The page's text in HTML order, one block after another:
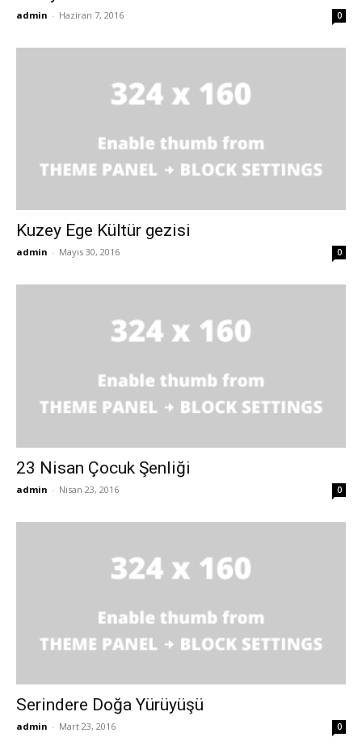
admin - Haziran 7, 2016 0
Kuzey Ege Kültür gezisi
admin - Mayıs 30, 2016 0
23 Nisan Çocuk Şenliği
admin - Nisan 23, 2016 0
Serindere Doğa Yürüyüşü
admin - Mart 23, 2016 0